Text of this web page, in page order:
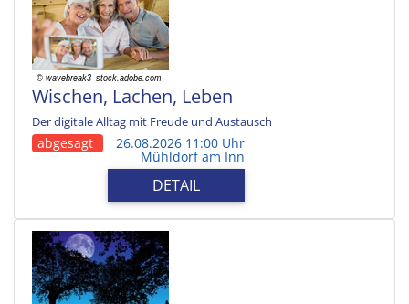
Wischen, Lachen, Leben
Der digitale Alltag mit Freude und Austausch
abgesagt 26.08.2026 11:00 Uhr
Mühldorf am Inn
DETAIL